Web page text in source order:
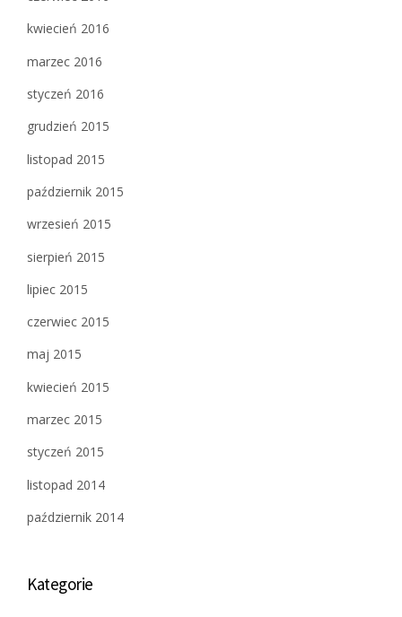
kwiecień 2016
marzec 2016
styczeń 2016
grudzień 2015
listopad 2015
październik 2015
wrzesień 2015
sierpień 2015
lipiec 2015
czerwiec 2015
maj 2015
kwiecień 2015
marzec 2015
styczeń 2015
listopad 2014
październik 2014
Kategorie